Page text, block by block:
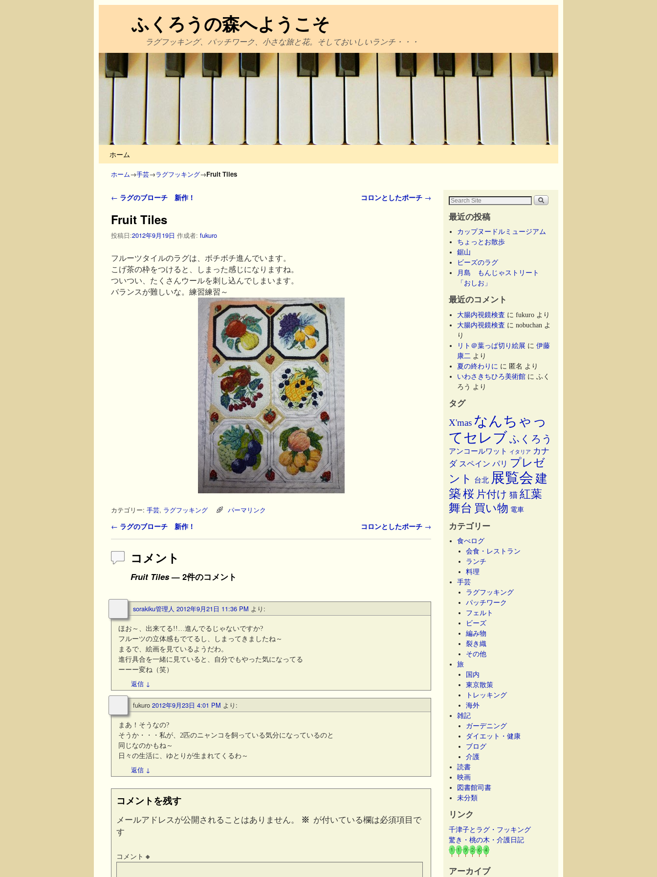
ふくろうの森へようこそ
ラグフッキング、パッチワーク、小さな旅と花。そしておいしいランチ・・・
ホーム
ホーム→手芸→ラグフッキング→Fruit Tiles
投稿ナビゲーション
← ラグのブローチ 新作！ コロンとしたポーチ →
Fruit Tiles
投稿日:2012年9月19日 作成者: fukuro
フルーツタイルのラグは、ボチボチ進んでいます。
こげ茶の枠をつけると、しまった感じになりますね。
ついつい、たくさんウールを刺し込んでしまいます。
バランスが難しいな。練習練習～
カテゴリー: 手芸, ラグフッキング パーマリンク
投稿ナビゲーション
← ラグのブローチ 新作！ コロンとしたポーチ →
コメント
Fruit Tiles— 2件のコメント
sorakiku管理人 2012年9月21日 11:36 PM より:
ほお～、出来てる!!…進んでるじゃないですか?
フルーツの立体感もでてるし、しまってきましたね～
まるで、絵画を見ているようだわ。
進行具合を一緒に見ていると、自分でもやった気になってる
ーーー変ね（笑）
返信 ↓
fukuro 2012年9月23日 4:01 PM より:
まあ！そうなの?
そうか・・・私が、2匹のニャンコを飼っている気分になっているのと
同じなのかもね～
日々の生活に、ゆとりが生まれてくるわ～
返信 ↓
コメントを残す
メールアドレスが公開されることはありません。 ※ が付いている欄は必須項目で
す
コメント ※
最近の投稿
カップヌードルミュージアム
ちょっとお散歩
鋸山
ビーズのラグ
月島 もんじゃストリート
「おしお」
最近のコメント
大腸内視鏡検査 にfukuro より
大腸内視鏡検査 にnobuchan よ
り
リト＠葉っぱ切り絵展 に伊藤
康二 より
夏の終わりに に匿名 より
いわさきちひろ美術館 にふく
ろう より
タグ
X'mas なんちゃっ
てセレブ ふくろう
アンコールワット イタリア
カナ
ダ スペイン パリ プレゼ
ント
台北 展覧会 建
築桜 片付け 猫 紅葉
舞台 買い物 電車
カテゴリー
食べログ
会食・レストラン
ランチ
料理
手芸
ラグフッキング
パッチワーク
フェルト
ビーズ
編み物
裂き織
その他
旅
国内
東京散策
トレッキング
海外
雑記
ガーデニング
ダイエット・健康
ブログ
介護
読書
映画
図書館司書
未分類
リンク
千津子とラグ・フッキング
驚き・桃の木・介護日記
アーカイブ